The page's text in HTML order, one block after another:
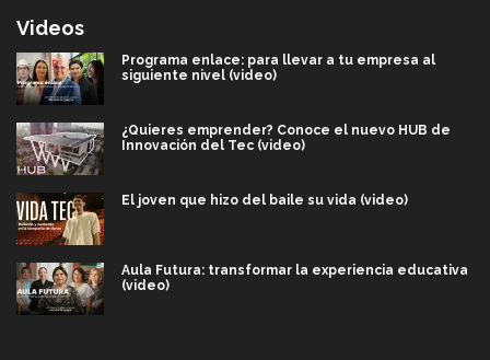
Videos
Programa enlace: para llevar a tu empresa al
siguiente nivel (video)
¿Quieres emprender? Conoce el nuevo HUB de
Innovación del Tec (video)
El joven que hizo del baile su vida (video)
Aula Futura: transformar la experiencia educativa
(video)